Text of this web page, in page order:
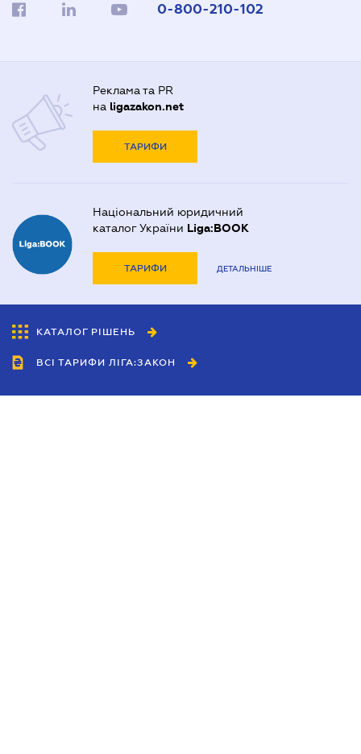
0-800-210-102
Реклама та PR
на ligazakon.net
ТАРИФИ
Національний юридичний
каталог України Liga:BOOK
ТАРИФИ ДЕТАЛЬНІШЕ
КАТАЛОГ РІШЕНЬ
ВСІ ТАРИФИ ЛІГА:ЗАКОН